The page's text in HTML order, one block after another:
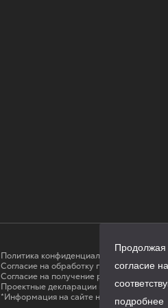
Политика конфиденциальности
Согласие на обработку персональных
Cогласие на получение рассылки
Проектные декларации на сайте
*Информация на сайте не является
Продолжая
согласие
подробнее